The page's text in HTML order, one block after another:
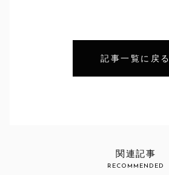
記事一覧に戻る
関連記事
RECOMMENDED